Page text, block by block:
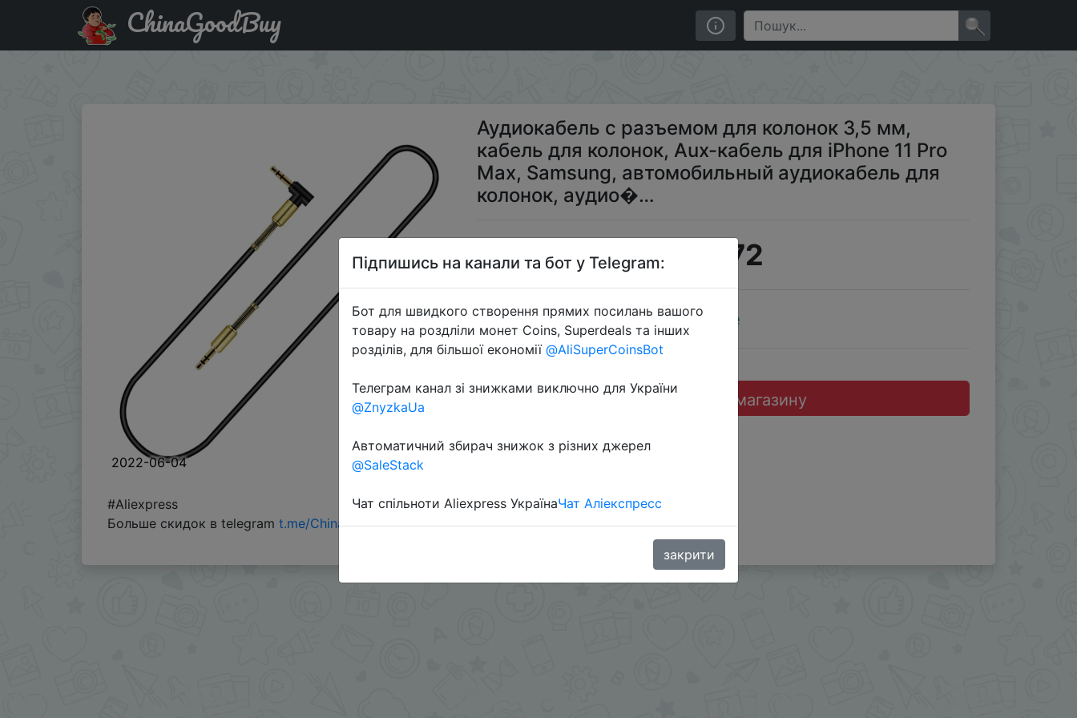
Знижка на Аудиокабель с разъемом для колонок 3,5 мм, кабель для колонок, Aux-кабель для iPhone 11 Pro Max, Samsung, автомобильный аудиокабель для колонок,
ChinaGoodBuy
2022-06-04
Аудиокабель с разъемом для колонок 3,5 мм,
кабель для колонок, Aux-кабель для iPhone 11 Pro
Max, Samsung, автомобильный аудиокабель для
колонок, аудио�…
$0.72
Sale
Перейти до магазину
#Aliexpress
Больше скидок в telegram t.me/ChinaGoodBuy
Підпишись на канали та бот у Telegram:
Бот для швидкого створення прямих посилань вашого
товару на роздліли монет Coins, Superdeals та інших
розділів, для більшої економії @AliSuperCoinsBot
Телеграм канал зі знижками виключно для України
@ZnyzkaUa
Автоматичний збирач знижок з різних джерел
@SaleStack
Чат спільноти Aliexpress УкраїнаЧат Аліекспресс
закрити